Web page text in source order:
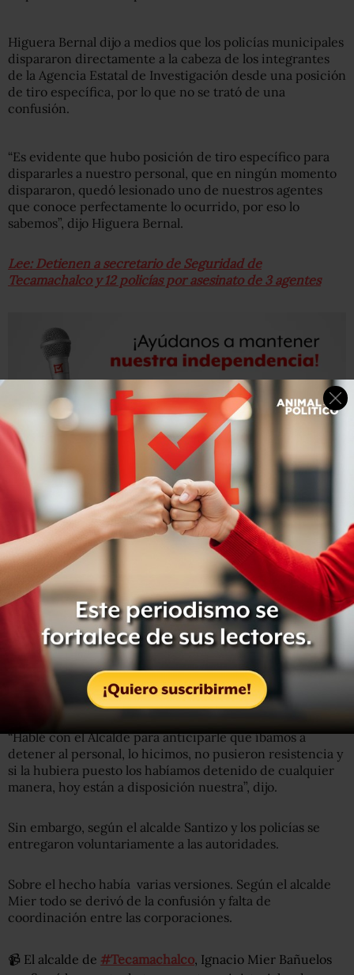
Higuera Bernal dijo a medios que los policías municipales
dispararon directamente a la cabeza de los integrantes
de la Agencia Estatal de Investigación desde una posición
de tiro específica, por lo que no se trató de una
confusión.
“Es evidente que hubo posición de tiro específico para
dispararles a nuestro personal, que en ningún momento
dispararon, quedó lesionado uno de nuestros agentes
que conoce perfectamente lo ocurrido, por eso lo
sabemos”, dijo Higuera Bernal.
Lee: Detienen a secretario de Seguridad de
Tecamachalco y 12 policías por asesinato de 3 agentes
Se abrió una investigación por “el homicidio calificado,
artero contra tres policías y vamos a proceder
legalmente”. También indagarán si las armas de los
policías han sido usadas en algún otro hecho delictivo.
Explicó que habló con el alcalde de Tecamachalco,
Ignacio Mier Bañuelos para informarle de la detención de
los 12 elementos de la policía y delsecretario de
Seguridad Pública, Alejandro Santizo.
“Hablé con el Alcalde para anticiparle que íbamos a
detener al personal, lo hicimos, no pusieron resistencia y
si la hubiera puesto los habíamos detenido de cualquier
manera, hoy están a disposición nuestra”, dijo.
Sin embargo, según el alcalde Santizo y los policías se
entregaron voluntariamente a las autoridades.
Sobre el hecho había varias versiones. Según el alcalde
Mier todo se derivó de la confusión y falta de
coordinación entre las corporaciones.
📹 El alcalde de #Tecamachalco , Ignacio Mier Bañuelos